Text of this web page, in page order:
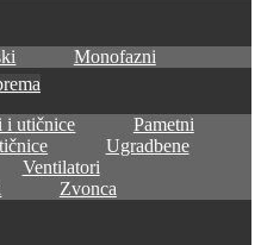
Monofazni
i utičnice
Pametni
Ugradbene
Ventilatori
Zvonca